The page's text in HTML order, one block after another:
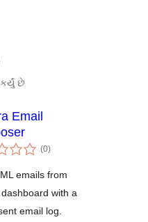
છે
Email
(0કુલ
રેટિંગ્સ
)
emails from
with a
email log.